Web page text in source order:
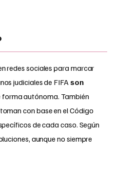
redes sociales para marcar
judiciales de FIFA son
forma autónoma. También
con base en el Código
de cada caso. Según
aunque no siempre